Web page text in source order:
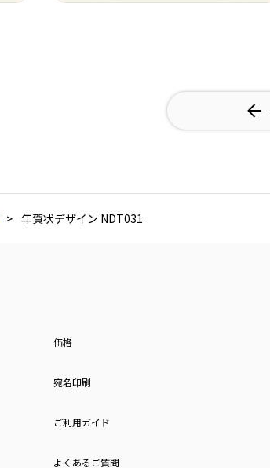
年賀状デザイン NDT031
価格
宛名印刷
ご利用ガイド
よくあるご質問